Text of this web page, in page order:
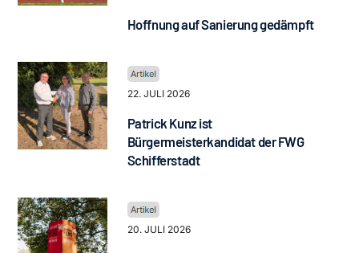
Hoffnung auf Sanierung gedämpft
22. JULI 2026
Patrick Kunz ist
Bürgermeisterkandidat der FWG
Schifferstadt
20. JULI 2026